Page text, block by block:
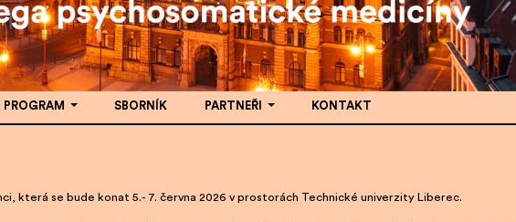
PROGRAM SBORNÍK PARTNEŘI KONTAKT
která se bude konat 5.- 7. června 2026 v prostorách Technické univerzity Liberec.